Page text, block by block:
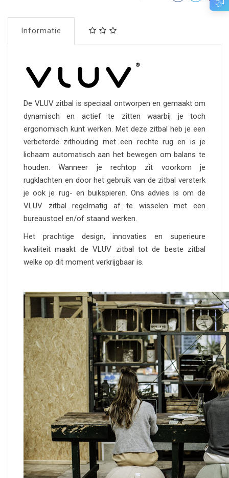
Informatie
De VLUV zitbal is speciaal ontworpen en gemaakt om
dynamisch en actief te zitten waarbij je toch
ergonomisch kunt werken. Met deze zitbal heb je een
verbeterde zithouding met een rechte rug en is je
lichaam automatisch aan het bewegen om balans te
houden. Wanneer je rechtop zit voorkom je
rugklachten en door het gebruik van de zitbal versterk
je ook je rug- en buikspieren. Ons advies is om de
VLUV zitbal regelmatig af te wisselen met een
bureaustoel en/of staand werken.
Het prachtige design, innovaties en superieure
kwaliteit maakt de VLUV zitbal tot de beste zitbal
welke op dit moment verkrijgbaar is.